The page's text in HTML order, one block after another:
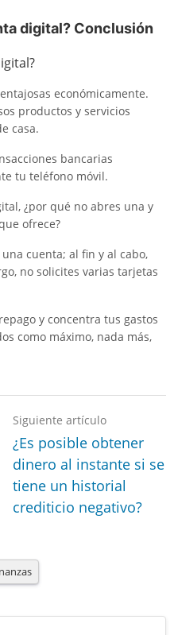
digital? Conclusión
económicamente.
productos y servicios
casa.
bancarias
tu teléfono móvil.
¿por qué no abres una y
ofrece?
cuenta; al fin y al cabo,
no solicites varias tarjetas
y concentra tus gastos
como máximo, nada más,
Siguiente artículo
¿Es posible obtener
dinero al instante si se
tiene un historial
crediticio negativo?